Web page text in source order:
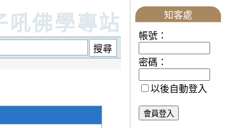
吼佛學專站 知客處
帳號：
密碼：
以後自動登入